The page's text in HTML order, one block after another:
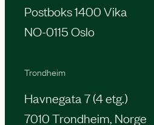
Postboks 1400 Vika
NO-0115 Oslo
Trondheim
Havnegata 7 (4 etg.)
7010 Trondheim, Norge